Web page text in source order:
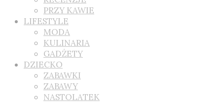
PRZY KAWIE
LIFESTYLE
MODA
KULINARIA
GADŻETY
DZIECKO
ZABAWKI
ZABAWY
NASTOLATEK